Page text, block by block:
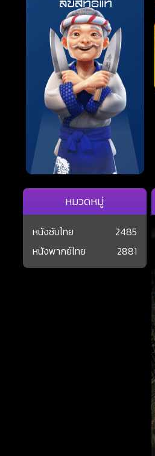
หมวดหมู่
หนังซับไทย
2485
หนังพากย์ไทย
2881